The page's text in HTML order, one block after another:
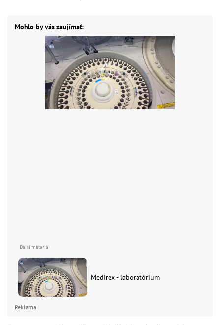
Mohlo by vás zaujímať:
Medirex - laboratórium
Reklama